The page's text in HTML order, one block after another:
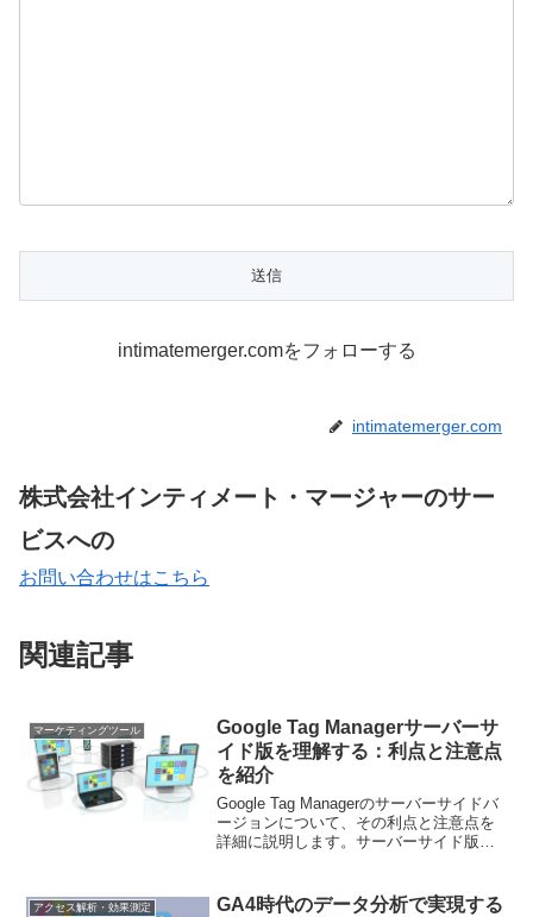
intimatemerger.comをフォローする
intimatemerger.com
株式会社インティメート・マージャーのサー
ビスへの
お問い合わせはこちら
関連記事
マーケティングツール
Google Tag Managerサーバーサ
イド版を理解する：利点と注意点
を紹介
Google Tag Managerのサーバーサイドバ
ージョンについて、その利点と注意点を
詳細に説明します。サーバーサイド版を
て解説します。
アクセス解析・効果測定
GA4時代のデータ分析で実現する